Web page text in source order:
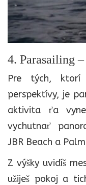
4. Parasailing
Pre tých,
perspektívy, je
aktivita ťa
vychutnať
JBR Beach a
Z výšky uvidíš
užiješ pokoj a